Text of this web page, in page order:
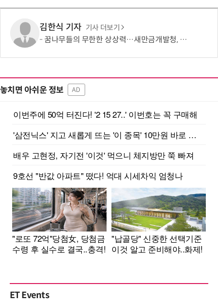
김한식 기자 기사 더보기
꿈나무들의 무한한 상상력…새만금개발청, '2026 새만금 가족사랑 그림그리기 대회' 성료
놓치면 아쉬운 정보 AD
ET Events